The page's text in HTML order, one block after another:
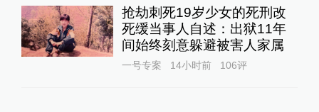
抢劫刺死19岁少女的死刑改
死缓当事人自述：出狱11年
间始终刻意躲避被害人家属
一号专案 14小时前 106评